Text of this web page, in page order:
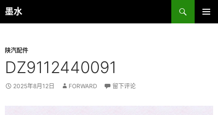
跳
至
墨水
搜
索
陕汽配件
DZ9112440091
2025年8月12日 FORWARD 留下评论